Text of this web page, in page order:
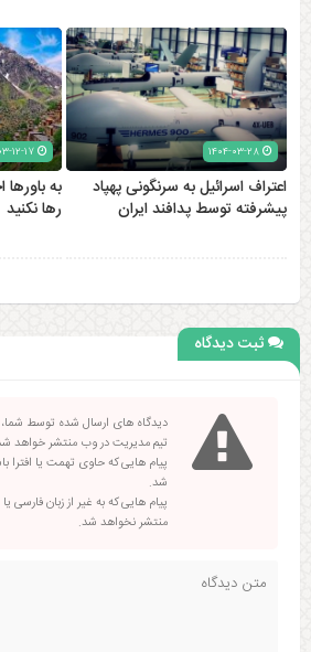
۱۴۰۴-۰۳-۲۸
اعتراف اسرائیل به سرنگونی پهپاد
پیشرفته توسط پدافند ایران
به باورها
رها نکنید
ثبت دیدگاه
دیدگاه های ارسال شده توسط
تیم مدیریت در وب منتشر خواهد
پیام هایی که حاوی تهمت یا افترا
شد.
پیام هایی که به غیر از زبان فارسی
منتشر نخواهد شد.